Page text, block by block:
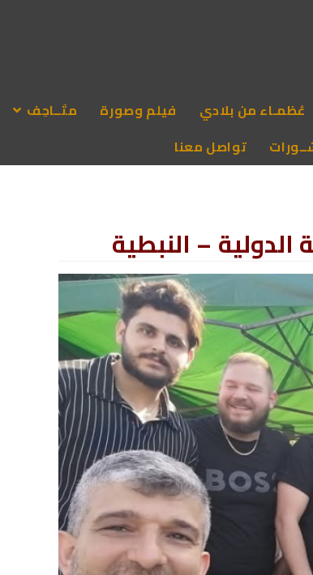
عُظمـاء من بلادي فيلم وصورة
متَــاحِف
تواصل معنا
– النبطية